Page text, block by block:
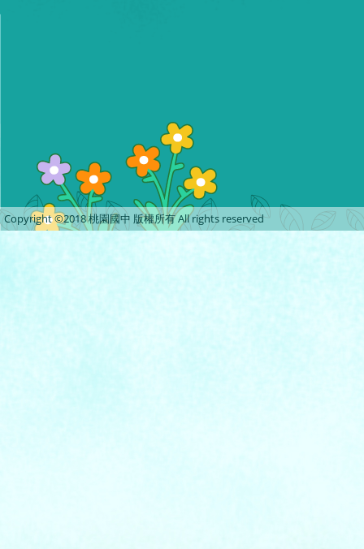
Copyright ©2018 桃園國中 版權所有 All rights reserved